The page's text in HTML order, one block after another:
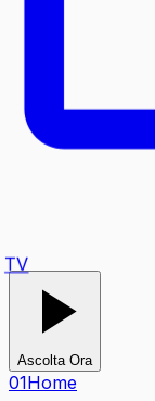
Ascolta Ora
01Home